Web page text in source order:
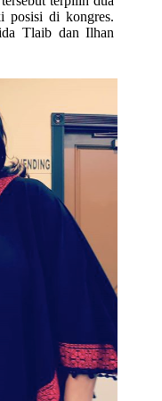
posisi di kongres.
Tlaib dan Ilhan